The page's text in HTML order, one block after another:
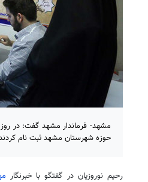
حوزه شهرستان مشهد ثبت نام
رحیم نوروزیان در گفتگو با خبرنگار